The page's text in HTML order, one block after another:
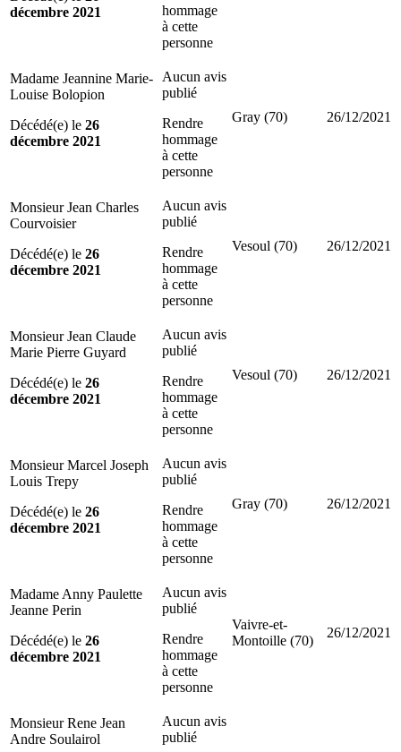
décembre 2021
hommage
à cette
personne
Madame Jeannine Marie-
Louise Bolopion
Décédé(e) le 26
décembre 2021
Aucun avis
publié
Rendre
hommage
à cette
personne
Gray (70) 26/12/2021
Monsieur Jean Charles
Courvoisier
Décédé(e) le 26
décembre 2021
Aucun avis
publié
Rendre
hommage
à cette
personne
Vesoul (70) 26/12/2021
Monsieur Jean Claude
Marie Pierre Guyard
Décédé(e) le 26
décembre 2021
Aucun avis
publié
Rendre
hommage
à cette
personne
Vesoul (70) 26/12/2021
Monsieur Marcel Joseph
Louis Trepy
Décédé(e) le 26
décembre 2021
Aucun avis
publié
Rendre
hommage
à cette
personne
Gray (70) 26/12/2021
Madame Anny Paulette
Jeanne Perin
Décédé(e) le 26
décembre 2021
Aucun avis
publié
Rendre
hommage
à cette
personne
Vaivre-et-
Montoille (70)
26/12/2021
Monsieur Rene Jean
Andre Soulairol
Aucun avis
publié